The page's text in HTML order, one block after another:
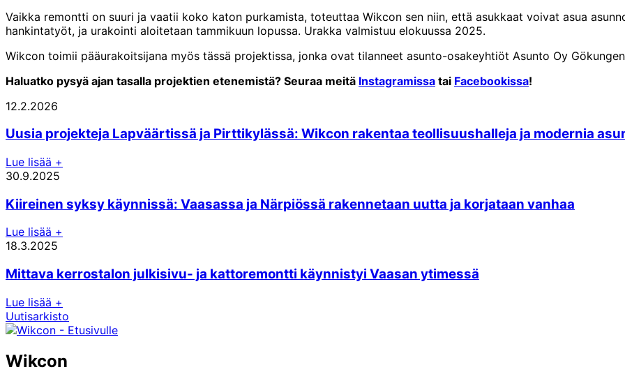
Vaikka remontti on suuri ja vaatii koko katon purkamista, toteuttaa Wikcon sen niin, että asukkaat voivat asua
hankintatyöt, ja urakointi aloitetaan tammikuun lopussa. Urakka valmistuu elokuussa 2025.
Wikcon toimii pääurakoitsijana myös tässä projektissa, jonka ovat tilanneet asunto-osakeyhtiöt Asunto Oy
Haluatko pysyä ajan tasalla projektien etenemistä? Seuraa meitä Instagramissa tai Facebookissa!
12.2.2026
Uusia projekteja Lapväärtissä ja Pirttikylässä: Wikcon rakentaa teollisuushalleja ja modernia
Lue lisää +
30.9.2025
Kiireinen syksy käynnissä: Vaasassa ja Närpiössä rakennetaan uutta ja korjataan vanhaa
Lue lisää +
18.3.2025
Mittava kerrostalon julkisivu- ja kattoremontti käynnistyi Vaasan ytimessä
Lue lisää +
Uutisarkisto
Wikcon